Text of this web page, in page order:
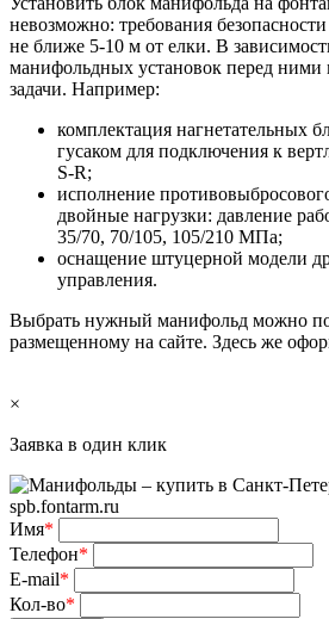
невозможно: требования
не ближе 5-10 м от елки. В
манифольдных установок перед ними
задачи. Например:
комплектация нагнетательных
гусаком для подключения к
S-R;
исполнение
двойные нагрузки: давление
35/70, 70/105, 105/210 МПа;
оснащение штуцерной модели
управления.
Выбрать нужный манифольд можно по
размещенному на сайте. Здесь же
×
Заявка в один клик
Имя*
Телефон*
E-mail*
Кол-во*